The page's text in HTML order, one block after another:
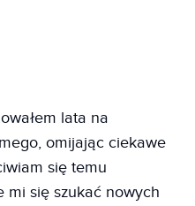
lata na
omijając ciekawe
się temu
mi się szukać nowych